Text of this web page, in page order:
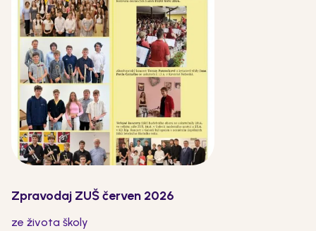
Zpravodaj ZUŠ červen 2026
ze života školy